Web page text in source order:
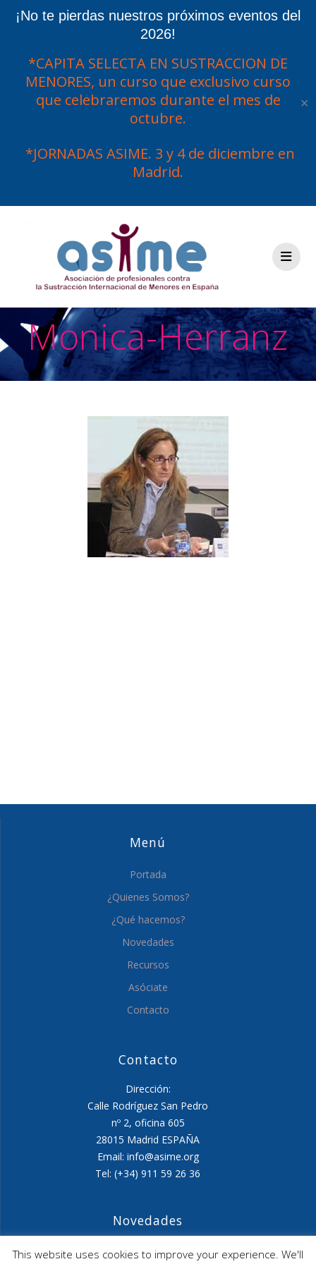
¡No te pierdas nuestros próximos eventos del
2026!
*CAPITA SELECTA EN SUSTRACCION DE
MENORES, un curso que exclusivo curso
que celebraremos durante el mes de
octubre.
*JORNADAS ASIME. 3 y 4 de diciembre en
Madrid.
✕
contenido
Monica-Herranz
Menú
Portada
¿Quienes Somos?
¿Qué hacemos?
Novedades
Recursos
Asóciate
Contacto
Contacto
Dirección:
Calle Rodríguez San Pedro
nº 2, oficina 605
28015 Madrid ESPAÑA
Email: info@asime.org
Tel: (+34) 911 59 26 36
Novedades
Agenda ASIME-Ultimo trimestre 2026
This website uses cookies to improve your experience. We'll